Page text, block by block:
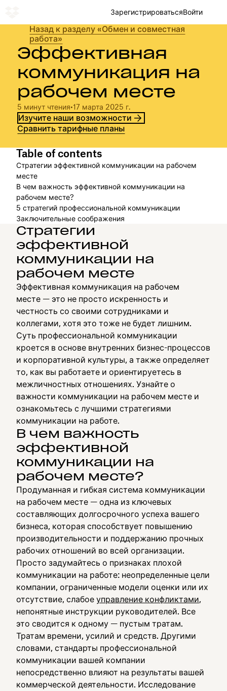
ЗарегистрироватьсяВойти
Назад к разделу «Обмен и совместная
работа»
Эффективная
коммуникация на
рабочем месте
5 минут чтения•17 марта 2025 г.
Изучите наши возможности
Сравнить тарифные планы
Table of contents
Стратегии эффективной коммуникации на рабочем
месте
В чем важность эффективной коммуникации на
рабочем месте?
5 стратегий профессиональной коммуникации
Заключительные соображения
Стратегии
эффективной
коммуникации на
рабочем месте
Эффективная коммуникация на рабочем
месте — это не просто искренность и
честность со своими сотрудниками и
коллегами, хотя это тоже не будет лишним.
Суть профессиональной коммуникации
кроется в основе внутренних бизнес-процессов
и корпоративной культуры, а также определяет
то, как вы работаете и ориентируетесь в
межличностных отношениях. Узнайте о
важности коммуникации на рабочем месте и
ознакомьтесь с лучшими стратегиями
коммуникации на работе.
В чем важность
эффективной
коммуникации на
рабочем месте?
Продуманная и гибкая система коммуникации
на рабочем месте — одна из ключевых
составляющих долгосрочного успеха вашего
бизнеса, которая способствует повышению
производительности и поддержанию прочных
рабочих отношений во всей организации.
Просто задумайтесь о признаках плохой
коммуникации на работе: неопределенные цели
компании, ограниченные модели оценки или их
отсутствие, слабое управление конфликтами,
непонятные инструкции руководителей. Все
это сводится к одному — пустым тратам.
Тратам времени, усилий и средств. Другими
словами, стандарты профессиональной
коммуникации вашей компании
непосредственно влияют на результаты вашей
коммерческой деятельности. Исследование